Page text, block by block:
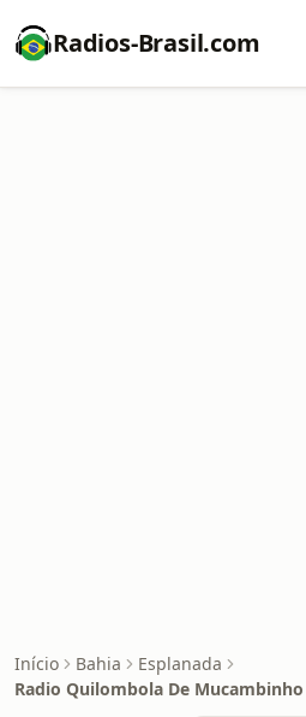
Radios-Brasil.com
Início Bahia
Esplanada
Radio Quilombola De Mucambinho